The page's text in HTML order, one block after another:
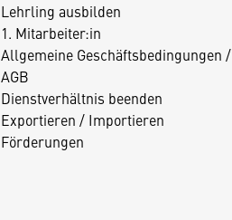
Lehrling ausbilden
1. Mitarbeiter:in
Allgemeine Geschäftsbedingungen /
AGB
Dienstverhältnis beenden
Exportieren / Importieren
Förderungen